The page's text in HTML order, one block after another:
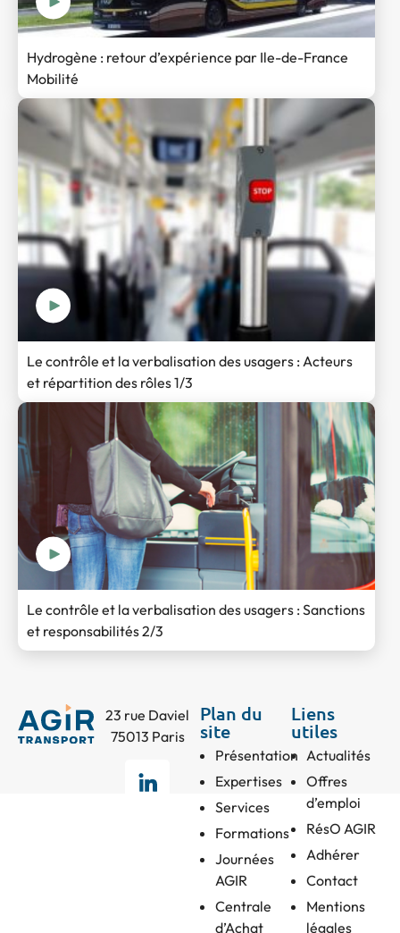
Hydrogène : retour d’expérience par Ile-de-France
Mobilité
Le contrôle et la verbalisation des usagers : Acteurs
et répartition des rôles 1/3
Le contrôle et la verbalisation des usagers : Sanctions
et responsabilités 2/3
23 rue Daviel
75013 Paris
Plan du
site
Présentation
Expertises
Services
Formations
Journées
AGIR
Centrale
d’Achat
Liens
utiles
Actualités
Offres
d’emploi
RésO AGIR
Adhérer
Contact
Mentions
légales